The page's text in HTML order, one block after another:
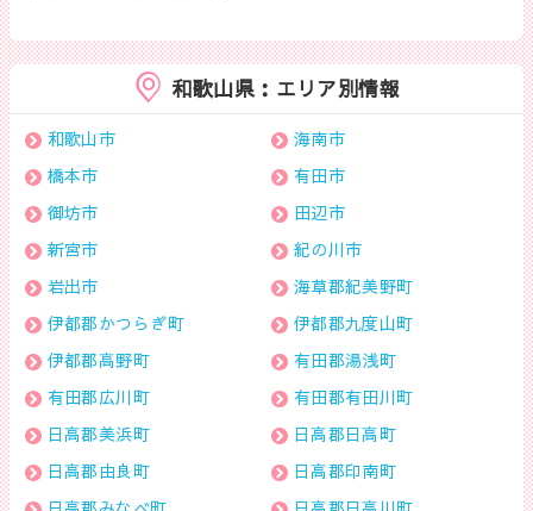
和歌山県：エリア別情報
和歌山市
海南市
橋本市
有田市
御坊市
田辺市
新宮市
紀の川市
岩出市
海草郡紀美野町
伊都郡かつらぎ町
伊都郡九度山町
伊都郡高野町
有田郡湯浅町
有田郡広川町
有田郡有田川町
日高郡美浜町
日高郡日高町
日高郡由良町
日高郡印南町